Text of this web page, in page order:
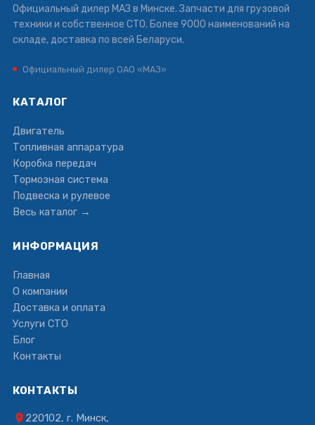
Официальный дилер МАЗ в Минске. Запчасти для грузовой
техники и собственное СТО. Более 9000 наименований на
складе, доставка по всей Беларуси.
Официальный дилер ОАО «МАЗ»
КАТАЛОГ
Двигатель
Топливная аппаратура
Коробка передач
Тормозная система
Подвеска и рулевое
Весь каталог →
ИНФОРМАЦИЯ
Главная
О компании
Доставка и оплата
Услуги СТО
Блог
Контакты
КОНТАКТЫ
220102, г. Минск,